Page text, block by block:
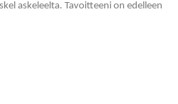
askeleelta. Tavoitteeni on edelleen